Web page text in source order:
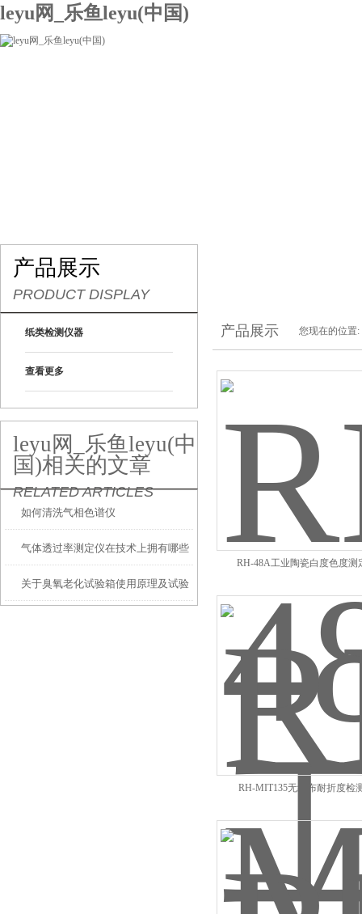
leyu网_乐鱼leyu(中国)
产品展示
PRODUCT DISPLAY
纸类检测仪器
查看更多
leyu网_乐鱼leyu(中
国)相关的文章
RELATED ARTICLES
如何清洗气相色谱仪
气体透过率测定仪在技术上拥有哪些
特征？
关于臭氧老化试验箱使用原理及试验
产品展示 您现在的位置:
RH-48A工业陶瓷白度色度测
RH-MIT135无纺布耐折度检